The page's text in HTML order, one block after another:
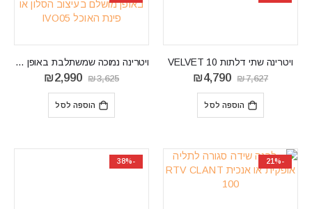
ויטרינה שתי דלתות VELVET 10
₪7,627
המחיר
היה:
₪7,627.
₪4,790
הוספה לסל
‏ויטרינה נמוכה שמשתלבת באופן מושלם בעיצוב הסלון או פינת האוכל IVO05
₪3,625
המחיר
היה:
₪3,625.
₪2,990
הוספה לסל
-21%
-38%